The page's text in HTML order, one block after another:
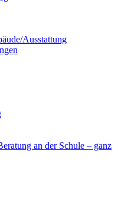
Ausstattung
an der Schule – ganz